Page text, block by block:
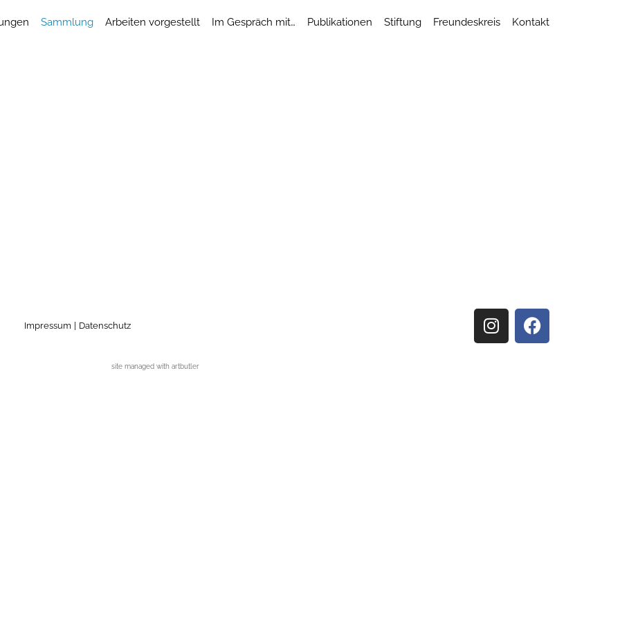
Sammlung Arbeiten vorgestellt Im Gespräch mit… Publikationen Stiftung Freundeskreis Kontakt
Impressum Datenschutz
site managed with artbutler